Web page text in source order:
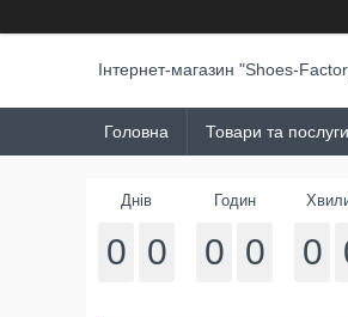
Інтернет-магазин "Shoes-
Головна Товари та послуги
Днів
0 0
Годин
0 0 0